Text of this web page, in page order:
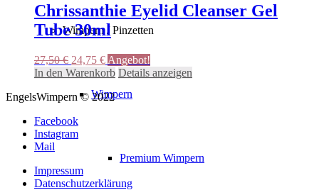
Wimpern / Pinzetten
Wimpern
Premium Wimpern
Chrissanthie Eyelid Cleanser Gel
Tube 30ml
27,50€ Ursprünglicher
Preis
27,50 €
24,75 €Aktueller
Preis
24,75 €.
Angebot!
In den Warenkorb Details anzeigen
EngelsWimpern © 2022
Facebook
Instagram
Mail
Impressum
Datenschutzerklärung